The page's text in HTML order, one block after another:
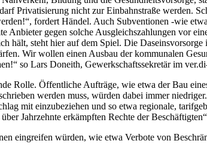
Privatisierung nicht zur Einbahnstraße werden.
fordert Händel. Auch Subventionen -wie
Anbieter gegen solche Ausgleichszahlungen vor
hält, steht hier auf dem Spiel. Die Daseinsvorsorge
Wir wollen einen Ausbau der kommunalen
so Lars Doneith, Gewerkschaftssekretär im
Rolle. Öffentliche Aufträge, wie etwa der Bau
werden muss, würden dabei immer
mit einzubeziehen und so etwa regionale,
Jahrzehnte erkämpften Rechte der
eingreifen würden, wie etwa Verbote von